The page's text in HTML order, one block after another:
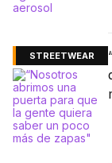
STREETWEAR